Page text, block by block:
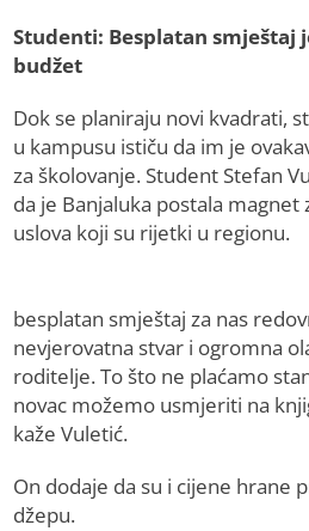
Studenti: Besplatan smještaj
budžet
Dok se planiraju novi kvadrati,
u kampusu ističu da im je
za školovanje. Student Stefan
da je Banjaluka postala magnet
uslova koji su rijetki u regionu.
besplatan smještaj za nas
nevjerovatna stvar i ogromna
roditelje. To što ne plaćamo
novac možemo usmjeriti na
kaže Vuletić.
On dodaje da su i cijene hrane
džepu.